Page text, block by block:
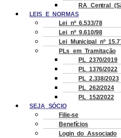
RA Central
LEIS E NORMAS
Lei nº 6.533/78
Lei nº 9.610/98
Lei Municipal nº
PLs em Tramitação
PL 2370/2019
PL 1376/2022
PL 2.338/2023
PL 262/2024
PL 152/2022
SEJA SÓCIO
Filie-se
Benefícios
Login do Associado